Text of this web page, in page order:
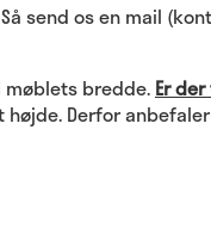
send os en mail
bredde. Er
Derfor